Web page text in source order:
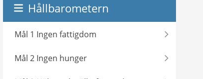
Hållbarometern
Mål 1 Ingen fattigdom
Mål 2 Ingen hunger